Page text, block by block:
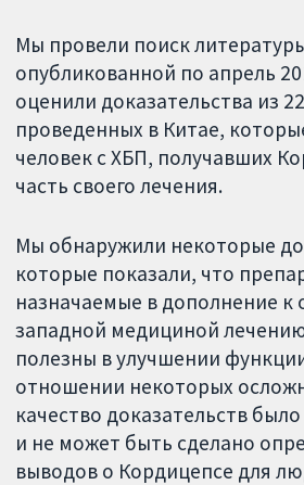
Мы провели поиск
опубликованной по апрель
оценили доказательства из
проведенных в Китае,
человек с ХБП, получавших
часть своего лечения.
Мы обнаружили некоторые
которые показали, что
назначаемые в дополнение
западной медициной
полезны в улучшении
отношении некоторых
качество доказательств
и не может быть сделано
выводов о Кордицепсе для